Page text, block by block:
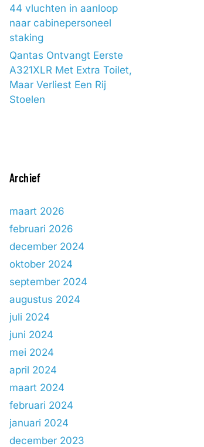
44 vluchten in aanloop
naar cabinepersoneel
staking
Qantas Ontvangt Eerste
A321XLR Met Extra Toilet,
Maar Verliest Een Rij
Stoelen
Archief
maart 2026
februari 2026
december 2024
oktober 2024
september 2024
augustus 2024
juli 2024
juni 2024
mei 2024
april 2024
maart 2024
februari 2024
januari 2024
december 2023